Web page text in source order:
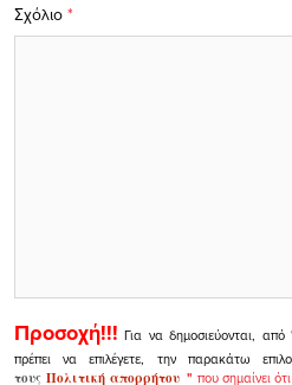
Σχόλιο *
Προσοχή!!! Για να δημοσιεύονται,
πρέπει να επιλέγετε, την παρακάτω
τουςΠολιτική απορρήτου" που σημαίνει